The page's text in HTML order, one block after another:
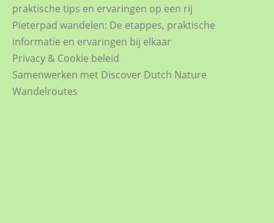
praktische tips en ervaringen op een rij
Pieterpad wandelen: De etappes, praktische
informatie en ervaringen bij elkaar
Privacy & Cookie beleid
Samenwerken met Discover Dutch Nature
Wandelroutes